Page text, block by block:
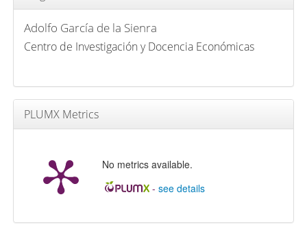
Adolfo García de la Sienra
Centro de Investigación y Docencia Económicas
PLUMX Metrics
No metrics available.
-see details